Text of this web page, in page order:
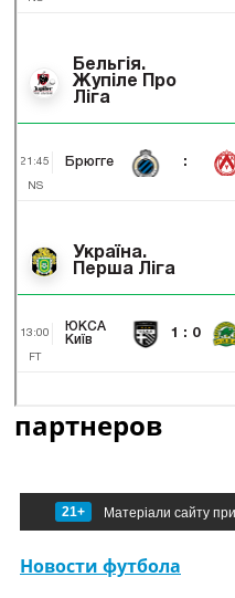
партнеров
21+ Матеріали сайту
Новости футбола